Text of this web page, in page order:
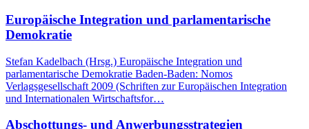
Europäische Integration und parlamentarische
Demokratie
Stefan Kadelbach (Hrsg.) Europäische Integration und
parlamentarische Demokratie Baden-Baden: Nomos
Verlagsgesellschaft 2009 (Schriften zur Europäischen Integration
und Internationalen Wirtschaftsfor…
Abschottungs- und Anwerbungsstrategien